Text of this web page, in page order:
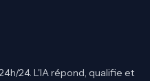
24. L'IA répond, qualifie et